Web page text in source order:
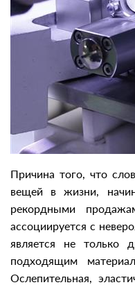
Причина того, что
вещей в жизни,
рекордными
ассоциируется с
является не только
подходящим
Ослепительная,